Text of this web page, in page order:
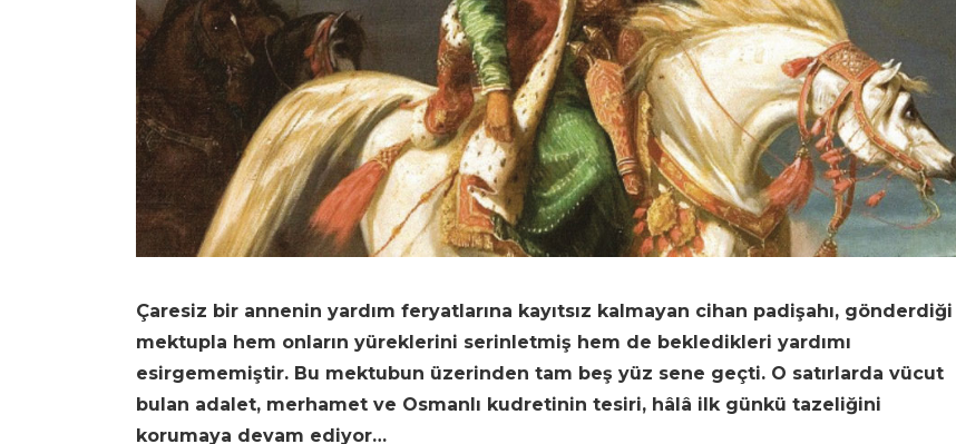
Çaresiz bir annenin yardım feryatlarına kayıtsız kalmayan cihan padişahı, gönderdiği
mektupla hem onların yüreklerini serinletmiş hem de bekledikleri yardımı
esirgememiştir. Bu mektubun üzerinden tam beş yüz sene geçti. O satırlarda vücut
bulan adalet, merhamet ve Osmanlı kudretinin tesiri, hâlâ ilk günkü tazeliğini
korumaya devam ediyor…